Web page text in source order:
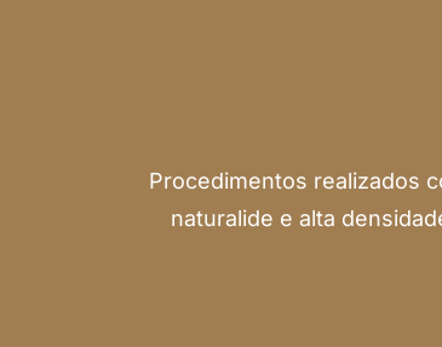
Procedimentos realizados
naturalide e alta